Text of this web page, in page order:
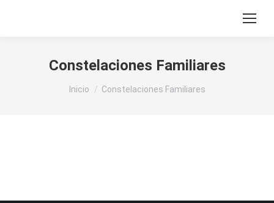
Constelaciones Familiares
Estás aquí:
Inicio Constelaciones Familiares